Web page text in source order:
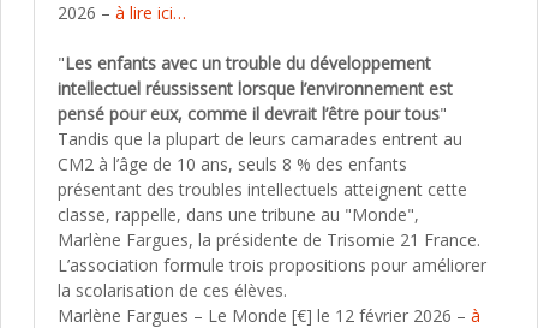
2026 – à lire ici…
"Les enfants avec un trouble du développement
intellectuel réussissent lorsque l’environnement est
pensé pour eux, comme il devrait l’être pour tous"
Tandis que la plupart de leurs camarades entrent au
CM2 à l’âge de 10 ans, seuls 8 % des enfants
présentant des troubles intellectuels atteignent cette
classe, rappelle, dans une tribune au "Monde",
Marlène Fargues, la présidente de Trisomie 21 France.
L’association formule trois propositions pour améliorer
la scolarisation de ces élèves.
Marlène Fargues – Le Monde [€] le 12 février 2026 – à